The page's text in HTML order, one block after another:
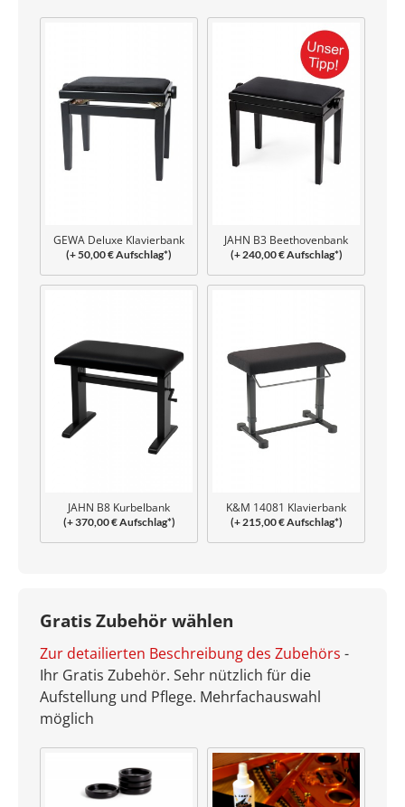
GEWA Deluxe Klavierbank
geschraubt
(+ 50,00 € Aufschlag*)
JAHN B3 Beethovenbank
verleimt
(+ 240,00 € Aufschlag*)
JAHN B8 Kurbelbank
(+ 370,00 € Aufschlag*)
K&M 14081 Klavierbank
Uplift
(+ 215,00 € Aufschlag*)
Gratis Zubehör wählen
Zur detailierten Beschreibung des Zubehörs -
Ihr Gratis Zubehör. Sehr nützlich für die
Aufstellung und Pflege. Mehrfachauswahl
möglich